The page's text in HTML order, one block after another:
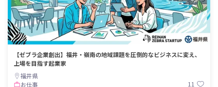
【ゼブラ企業創出】福井・嶺南の地域課題を圧倒的なビジネスに変え、
上場を目指す起業家
福井県
お仕事
11